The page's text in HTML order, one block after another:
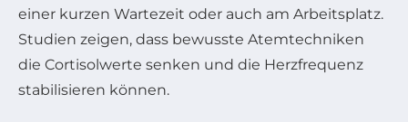
einer kurzen Wartezeit oder auch am Arbeitsplatz.
Studien zeigen, dass bewusste Atemtechniken
die Cortisolwerte senken und die Herzfrequenz
stabilisieren können.